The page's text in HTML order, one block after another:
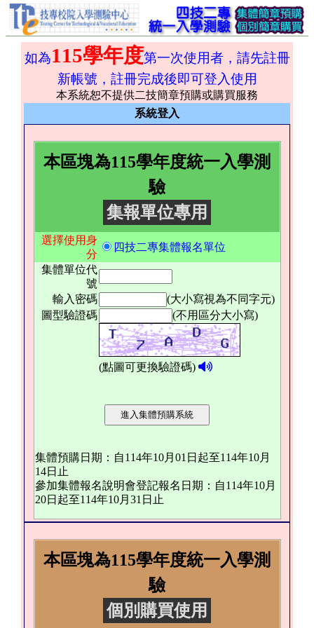
如為115學年度第一次使用者，請先註冊
新帳號，註冊完成後即可登入使用
本系統恕不提供二技簡章預購或購買服務
系統登入
本區塊為115學年度統一入學測
驗
集報單位專用
選擇使用身
分
四技二專集體報名單位
集體單位代
號
輸入密碼
(大小寫視為不同字元)
圖型驗證碼
(不用區分大小寫)
(點圖可更換驗證碼)
語音播放驗證
集體預購日期：自114年10月01日起至114年10月
14日止
參加集體報名說明會登記報名日期：自114年10月
20日起至114年10月31日止
本區塊為115學年度統一入學測
驗
個別購買使用